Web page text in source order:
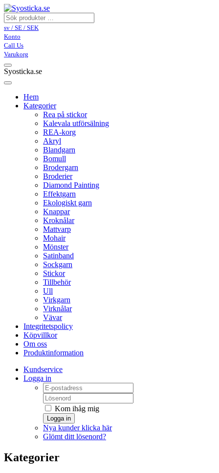
sv / SE / SEK
Konto
Call Us
Varukorg
Syosticka.se
Hem
Kategorier
Rea på stickor
Kalevala utförsälning
REA-korg
Akryl
Blandgarn
Bomull
Brodergarn
Broderier
Diamond Painting
Effektgarn
Ekologiskt garn
Knappar
Kroknålar
Mattvarp
Mohair
Mönster
Satinband
Sockgarn
Stickor
Tillbehör
Ull
Virkgarn
Virknålar
Vävar
Integritetspolicy
Köpvillkor
Om oss
Produktinformation
Kundservice
Logga in
Kom ihåg mig
Logga in
Nya kunder klicka här
Glömt ditt lösenord?
Kategorier